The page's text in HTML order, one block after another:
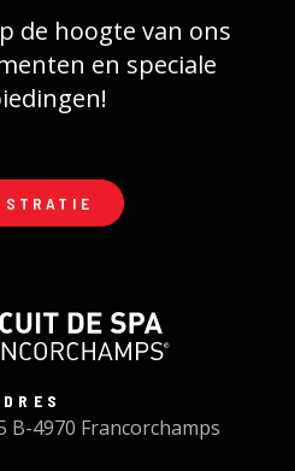
de hoogte van ons
en speciale
B-4970 Francorchamps